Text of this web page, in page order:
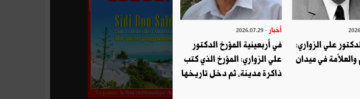
علي الزواري:
في ميدان
أخبار - 2026.07.29
في أربعينية المؤرخ الدكتور
علي الزواري: المؤرخ الذي كتب
ذاكرة مدينة، ثم دخل تاريخها